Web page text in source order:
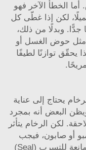
الخطأ الآخر فهو
لكن إذا غطّى كل
جدًّا. وبدلًا من ذلك،
مثل حوض الغسل أو
يحقّق توازنًا لطيفًا
يحتاج إلى عناية
البعض أنه بمجرد
لكن الرخام يتأثر
أو صابون، فيجب
تنظيفه فورًا. ويمكن استخدام مادة مانعة للتسرب (Seal)